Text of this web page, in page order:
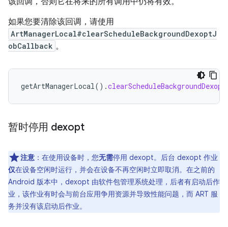
如果您要清除该回调，请使用
ArtManagerLocal#clearScheduleBackgroundDexoptJ
obCallback 。
getArtManagerLocal().
暂时停用 dexopt
注意 ：在使用设备时，您无需停用 dexopt。后台 dexopt 作业
仅在设备空闲时运行，并会在设备不再空闲时立即取消。在之前的
Android 版本中，dexopt 由软件包管理系统处理，后者有启动后作
业，该作业有时会与前台应用争用资源并导致性能问题，而 ART 服
务并没有该启动后作业。